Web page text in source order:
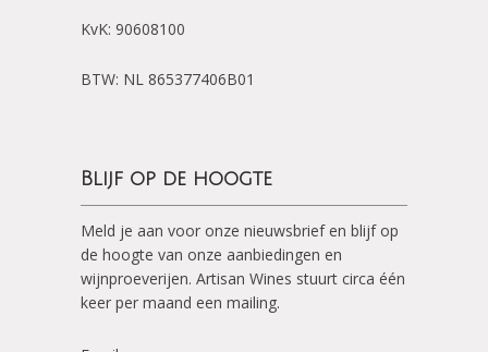
KvK: 90608100
BTW: NL 865377406B01
Blijf op de hoogte
Meld je aan voor onze nieuwsbrief en blijf op
de hoogte van onze aanbiedingen en
wijnproeverijen. Artisan Wines stuurt circa één
keer per maand een mailing.